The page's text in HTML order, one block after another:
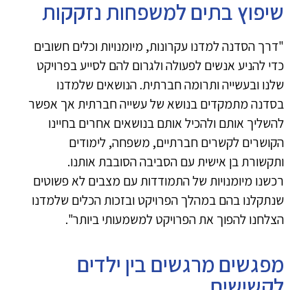
שיפוץ בתים למשפחות נזקקות
"דרך הסדנה למדנו עקרונות, מיומנויות וכלים חשובים
כדי להניע אנשים לפעולה ולגרום להם לסייע בפרויקט
שלנו ובעשייה ותרומה חברתית. הנושאים שלמדנו
בסדנה מתמקדים בנושא של עשייה חברתית אך אפשר
להשליך אותם ולהכיל אותם בנושאים אחרים בחיינו
הקושרים לקשרים חברתיים, משפחה, לימודים
ותקשורת בן אישית עם הסביבה הסובבת אותנו.
רכשנו מיומנויות של התמודדות עם מצבים לא פשוטים
שנתקלנו בהם במהלך הפרויקט ובזכות הכלים שלמדנו
הצלחנו להפוך את הפרויקט למשמעותי ביותר".
מפגשים מרגשים בין ילדים